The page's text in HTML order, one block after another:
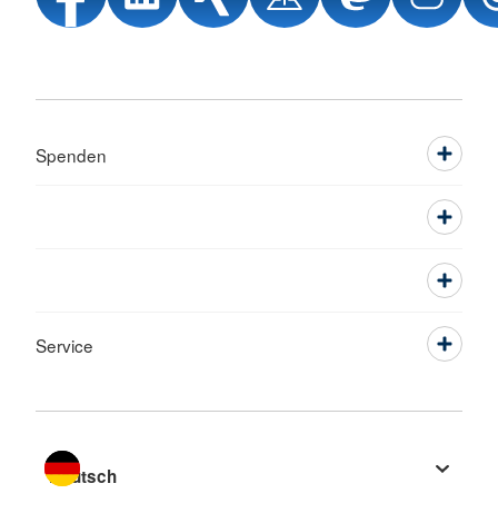
Spenden
Service
Sprache wechseln zu